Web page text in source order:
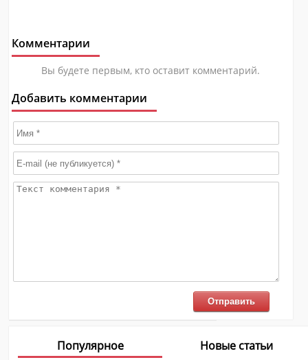
Комментарии
Вы будете первым, кто оставит комментарий.
Добавить комментарии
Популярное Новые статьи